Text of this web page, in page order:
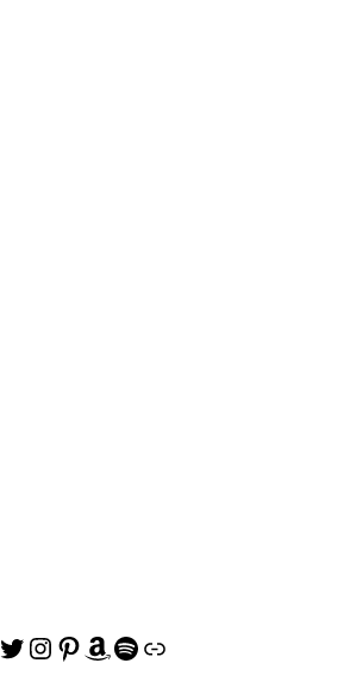
Twitter
Instagram
Pinterest
Amazon
Spotify
リンク